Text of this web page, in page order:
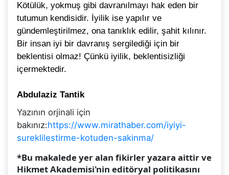
Kötülük, yokmuş gibi davranılmayı hak eden bir
tutumun kendisidir. İyilik ise yapılır ve
gündemleştirilmez, ona tanıklık edilir, şahit kılınır.
Bir insan iyi bir davranış sergilediği için bir
beklentisi olmaz! Çünkü iyilik, beklentisizliği
içermektedir.
Abdulaziz Tantik
Yazının orjinali için
bakınız:https://www.mirathaber.com/iyiyi-
sureklilestirme-kotuden-sakinma/
*Bu makalede yer alan fikirler yazara aittir ve
Hikmet Akademisi'nin editöryal politikasını